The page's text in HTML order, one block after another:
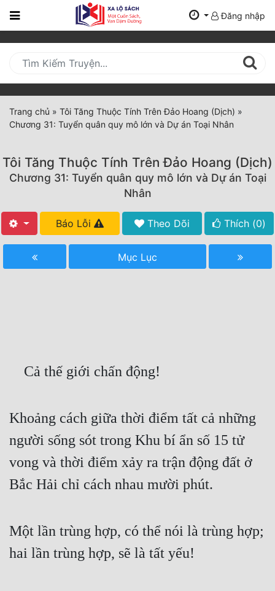
Trang
Mới
Cập
Nhật
(current)
Thể Loại
Truyện Mới Ra
Hoàn Thành
Truyện Dịch
Truyện ngắn
Xa Lộ Dịch
Cung Đấu
Cổ Tiên Hiệp
Cổ Đại
Đăng nhập
Trang chủ » Tôi Tăng Thuộc Tính Trên Đảo Hoang (Dịch) »
Chương 31: Tuyển quân quy mô lớn và Dự án Toại Nhân
Tôi Tăng Thuộc Tính Trên Đảo Hoang (Dịch)
Chương 31: Tuyển quân quy mô lớn và Dự án Toại
Nhân
Báo Lỗi Theo Dõi Thích (0)
Mục Lục
    Cả thế giới chấn động!
Khoảng cách giữa thời điểm tất cả những
người sống sót trong Khu bí ẩn số 15 tử
vong và thời điểm xảy ra trận động đất ở
Bắc Hải chỉ cách nhau mười phút.
Một lần trùng hợp, có thể nói là trùng hợp;
hai lần trùng hợp, sẽ là tất yếu!